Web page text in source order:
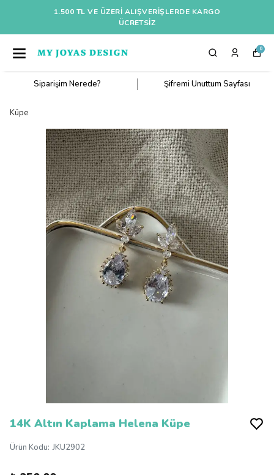
1.500 TL VE ÜZERI ALIŞVERIŞLERDE KARGO
ÜCRETSİZ
0
Siparişim Nerede? Şifremi Unuttum Sayfası
Küpe
14K Altın Kaplama Helena Küpe
Ürün Kodu: JKU2902